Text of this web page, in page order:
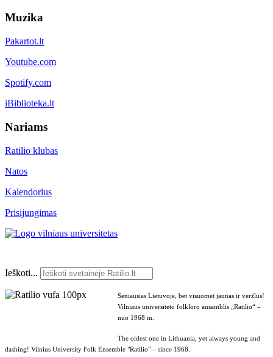
Muzika
Pakartot.lt
Youtube.com
Spotify.com
iBiblioteka.lt
Nariams
Ratilio klubas
Natos
Kalendorius
Prisijungimas
Ieškoti...
Seniausias Lietuvoje, bet visuomet jaunas ir veržlus!
Vilniaus universiteto folkloro ansamblis „Ratilio“ –
nuo 1968 m.
The oldest one in Lithuania, yet always young and
dashing! Vilnius University Folk Ensemble "Ratilio" – since 1968.